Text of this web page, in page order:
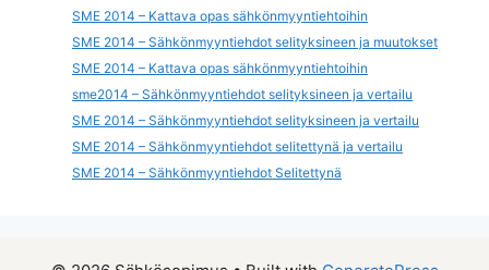
SME 2014 – Kattava opas sähkönmyyntiehtoihin
SME 2014 – Sähkönmyyntiehdot selityksineen ja muutokset
SME 2014 – Kattava opas sähkönmyyntiehtoihin
sme2014 – Sähkönmyyntiehdot selityksineen ja vertailu
SME 2014 – Sähkönmyyntiehdot selityksineen ja vertailu
SME 2014 – Sähkönmyyntiehdot selitettynä ja vertailu
SME 2014 – Sähkönmyyntiehdot Selitettynä